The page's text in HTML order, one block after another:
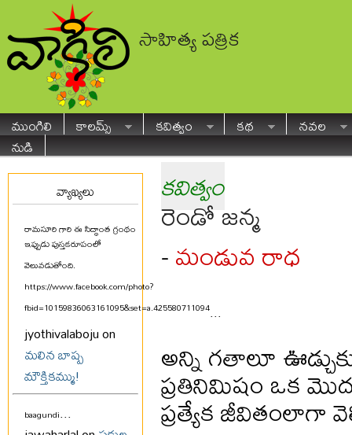
సాహిత్య పత్రిక
ముంగిలి కాలమ్స్ కవిత్వం కథ
నవల
నుడి
వ్యాఖ్యలు
రామసూరి గారి ఈ సిద్ధాంత గ్రంథం
ఇప్పుడు పుస్తకరూపంలో
వెలువడుతోంది.
https://www.facebook.com/photo?
fbid=10159836063161095&set=a.425580711094...
jyothivalaboju on
మలిన బాష్ప
మౌక్తికమ్ము!
baagundi...
కవిత్వం
రెండో జన్మ
-మండువ రాధ
అన్ని గతాలూ
ప్రతినిమిషం ఒక
ప్రత్యేక జీవితంలాగా